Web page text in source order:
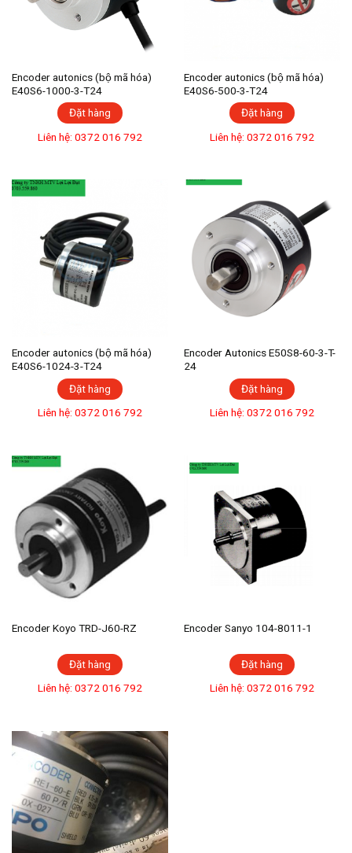
Encoder autonics (bộ mã hóa)
E40S6-1000-3-T24
Đặt hàng
Liên hệ: 0372 016 792
Encoder autonics (bộ mã hóa)
E40S6-500-3-T24
Đặt hàng
Liên hệ: 0372 016 792
Encoder autonics (bộ mã hóa)
E40S6-1024-3-T24
Đặt hàng
Liên hệ: 0372 016 792
Encoder Autonics E50S8-60-3-T-
24
Đặt hàng
Liên hệ: 0372 016 792
Encoder Koyo TRD-J60-RZ
Đặt hàng
Liên hệ: 0372 016 792
Encoder Sanyo 104-8011-1
Đặt hàng
Liên hệ: 0372 016 792